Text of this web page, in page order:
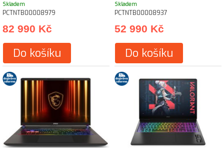
Skladem
PCTNTB00008979
82 990 Kč
Do košíku
Skladem
PCTNTB00008937
52 990 Kč
Do košíku